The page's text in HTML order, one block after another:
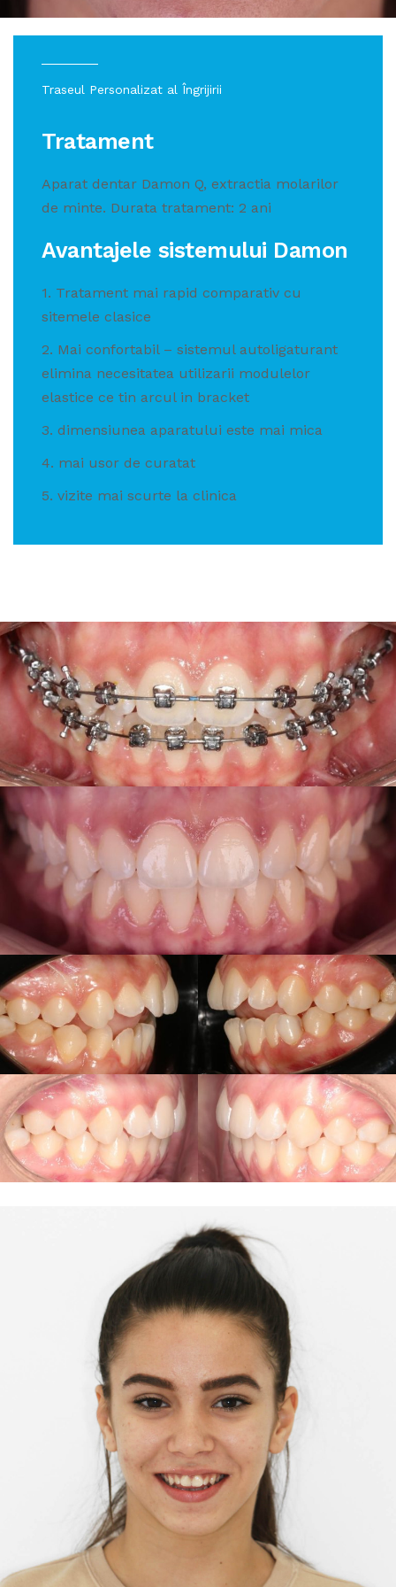
Traseul Personalizat al Îngrijirii
Tratament
Aparat dentar Damon Q, extractia molarilor
de minte. Durata tratament: 2 ani
Avantajele sistemului Damon
1. Tratament mai rapid comparativ cu
sitemele clasice
2. Mai confortabil – sistemul autoligaturant
elimina necesitatea utilizarii modulelor
elastice ce tin arcul in bracket
3. dimensiunea aparatului este mai mica
4. mai usor de curatat
5. vizite mai scurte la clinica